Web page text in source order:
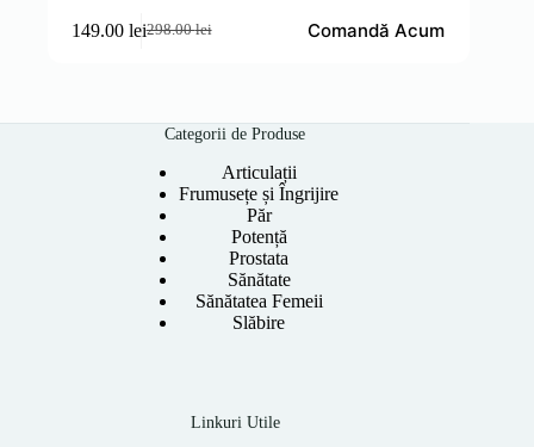
298.00lei
Prețul
298.00 lei.
149.00 leiPrețul
Comandă Acum
Categorii de Produse
Articulații
Frumusețe și Îngrijire
Păr
Potență
Prostata
Sănătate
Sănătatea Femeii
Slăbire
Linkuri Utile